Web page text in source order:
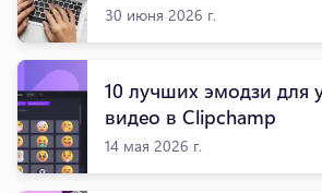
Попробовать бесплатно
30 июня 2026 г.
10 лучших эмодзи для
видео в Clipchamp
14 мая 2026 г.